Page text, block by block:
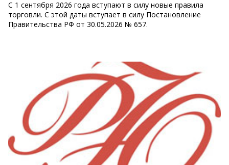
С 1 сентября 2026 года вступают в силу новые правила
торговли. С этой даты вступает в силу Постановление
Правительства РФ от 30.05.2026 № 657.